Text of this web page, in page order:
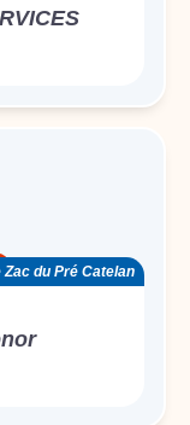
du Pré Catelan